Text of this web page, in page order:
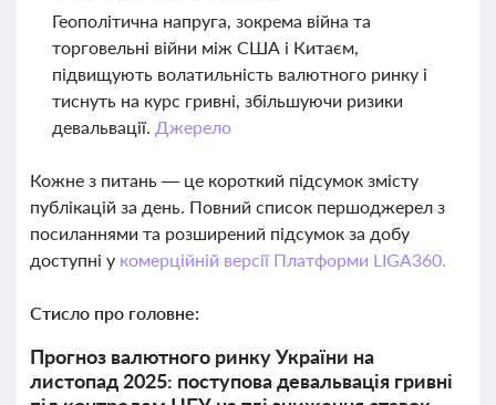
Геополітична напруга, зокрема війна та
торговельні війни між США і Китаєм,
підвищують волатильність валютного ринку і
тиснуть на курс гривні, збільшуючи ризики
девальвації. Джерело
Кожне з питань — це короткий підсумок змісту
публікацій за день. Повний список першоджерел з
посиланнями та розширений підсумок за добу
доступні у комерційній версії Платформи LIGA360.
Стисло про головне:
Прогноз валютного ринку України на
листопад 2025: поступова девальвація гривні